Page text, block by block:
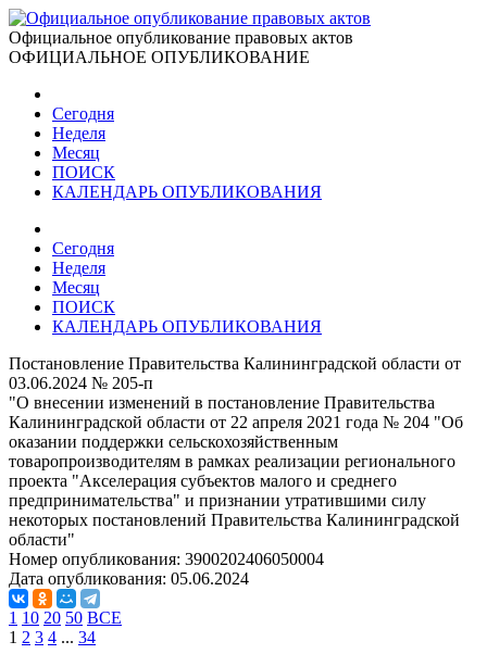
Официальное опубликование правовых актов
ОФИЦИАЛЬНОЕ ОПУБЛИКОВАНИЕ
Сегодня
Неделя
Месяц
ПОИСК
КАЛЕНДАРЬ ОПУБЛИКОВАНИЯ
Сегодня
Неделя
Месяц
ПОИСК
КАЛЕНДАРЬ ОПУБЛИКОВАНИЯ
Постановление Правительства Калининградской области от
03.06.2024 № 205-п
"О внесении изменений в постановление Правительства
Калининградской области от 22 апреля 2021 года № 204 "Об
оказании поддержки сельскохозяйственным
товаропроизводителям в рамках реализации регионального
проекта "Акселерация субъектов малого и среднего
предпринимательства" и признании утратившими силу
некоторых постановлений Правительства Калининградской
области"
Номер опубликования: 3900202406050004
Дата опубликования: 05.06.2024
1 10 20 50 ВСЕ
1 2 3 4 ... 34